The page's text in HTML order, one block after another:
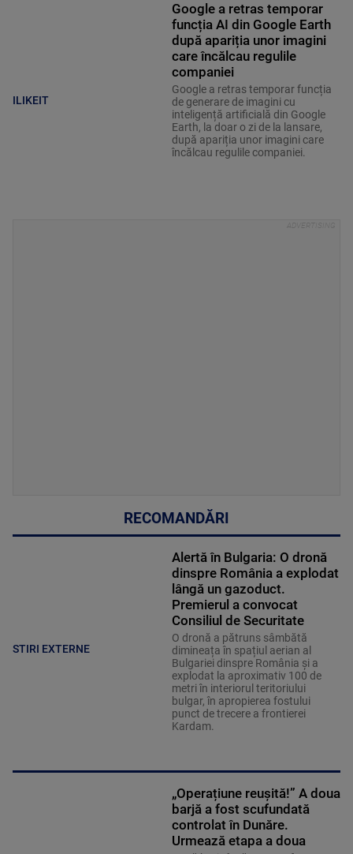
ILIKEIT
Google a retras temporar
funcția AI din Google Earth
după apariția unor imagini
care încălcau regulile
companiei
Google a retras temporar funcția
de generare de imagini cu
inteligență artificială din Google
Earth, la doar o zi de la lansare,
după apariția unor imagini care
încălcau regulile companiei.
RECOMANDĂRI
STIRI EXTERNE
Alertă în Bulgaria: O dronă
dinspre România a explodat
lângă un gazoduct.
Premierul a convocat
Consiliul de Securitate
O dronă a pătruns sâmbătă
dimineața în spațiul aerian al
Bulgariei dinspre România și a
explodat la aproximativ 100 de
metri în interiorul teritoriului
bulgar, în apropierea fostului
punct de trecere a frontierei
Kardam.
„Operațiune reușită!” A doua
barjă a fost scufundată
controlat în Dunăre.
Urmează etapa a doua